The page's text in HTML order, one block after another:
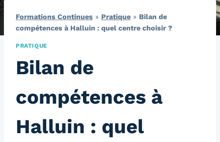
Formations Continues » Pratique » Bilan de
compétences à Halluin : quel centre choisir ?
PRATIQUE
Bilan de
compétences à
Halluin : quel